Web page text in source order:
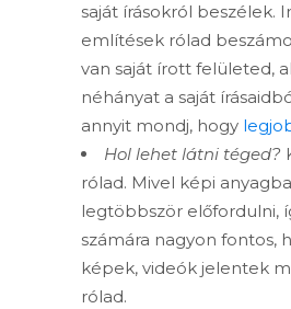
saját írásokról beszélek.
említések rólad
van saját írott felületed,
néhányat a saját
annyit mondj, hogy
Hol lehet látni téged?
rólad. Mivel képi
legtöbbször előfordulni,
számára nagyon fontos,
képek, videók jelentek
rólad.